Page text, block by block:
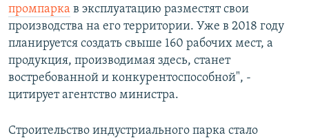
промпарка в эксплуатацию разместят свои
производства на его территории. Уже в 2018 году
планируется создать свыше 160 рабочих мест, а
продукция, производимая здесь, станет
востребованной и конкурентоспособной", -
цитирует агентство министра.
Строительство индустриального парка стало